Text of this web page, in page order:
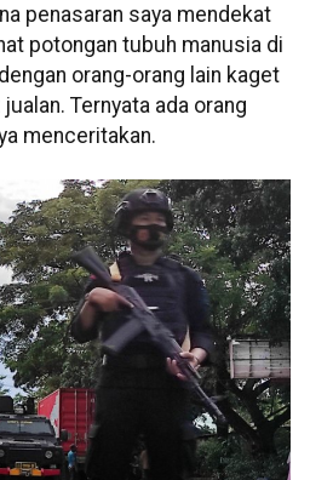
penasaran saya mendekat
potongan tubuh manusia di
orang-orang lain kaget
Ternyata ada orang
menceritakan.